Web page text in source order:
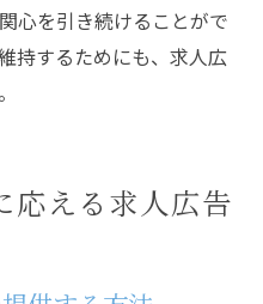
心を引き続けることがで
持するためにも、求人広
応える求人広告